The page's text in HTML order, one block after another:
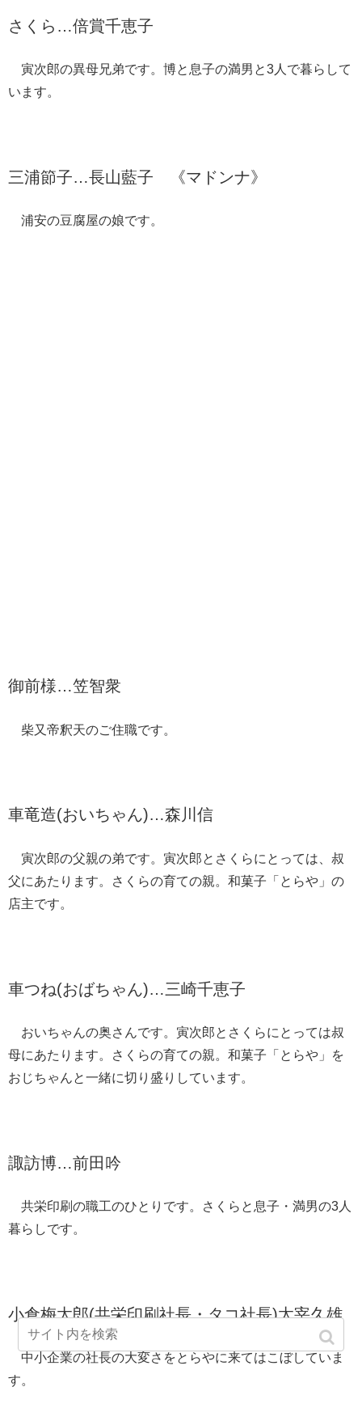
さくら…倍賞千恵子
寅次郎の異母兄弟です。博と息子の満男と3人で暮らして
います。
三浦節子…長山藍子 《マドンナ》
浦安の豆腐屋の娘です。
御前様…笠智衆
柴又帝釈天のご住職です。
車竜造(おいちゃん)…森川信
寅次郎の父親の弟です。寅次郎とさくらにとっては、叔
父にあたります。さくらの育ての親。和菓子「とらや」の
店主です。
車つね(おばちゃん)…三崎千恵子
おいちゃんの奥さんです。寅次郎とさくらにとっては叔
母にあたります。さくらの育ての親。和菓子「とらや」を
おじちゃんと一緒に切り盛りしています。
諏訪博…前田吟
共栄印刷の職工のひとりです。さくらと息子・満男の3人
暮らしです。
小倉梅太郎(共栄印刷社長・タコ社長)太宰久雄
中小企業の社長の大変さをとらやに来てはこぼしていま
す。